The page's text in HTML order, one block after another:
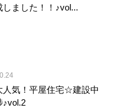
しました！！♪vol...
人気！平屋住宅☆建設中
♪vol.2